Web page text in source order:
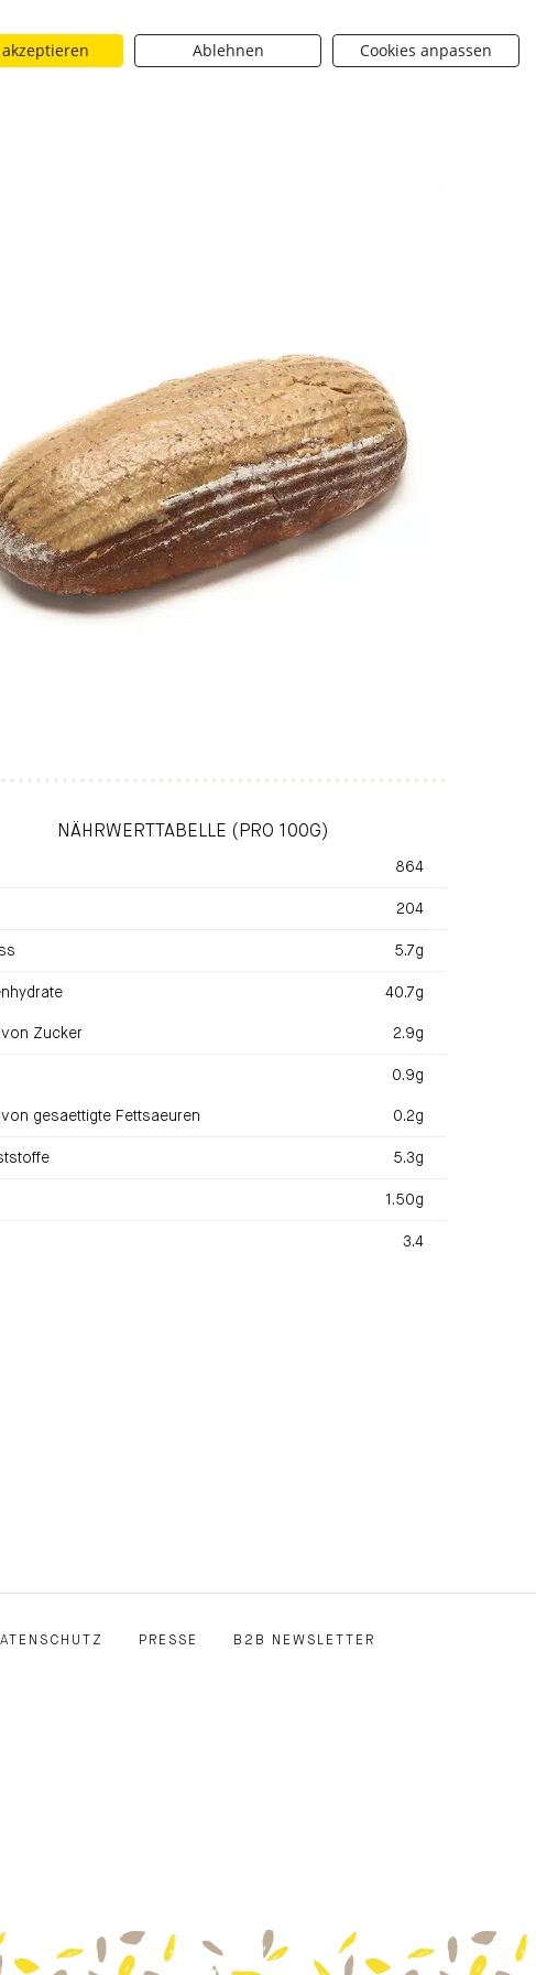
Karriere Über uns BROTique
Suchen
NÄHRWERTTABELLE (PRO 100G)
864
204
5.7g
40.7g
Zucker 2.9g
0.9g
gesaettigte Fettsaeuren 0.2g
5.3g
1.50g
3.4
PRESSE B2B NEWSLETTER
Ablehnen Cookies anpassen